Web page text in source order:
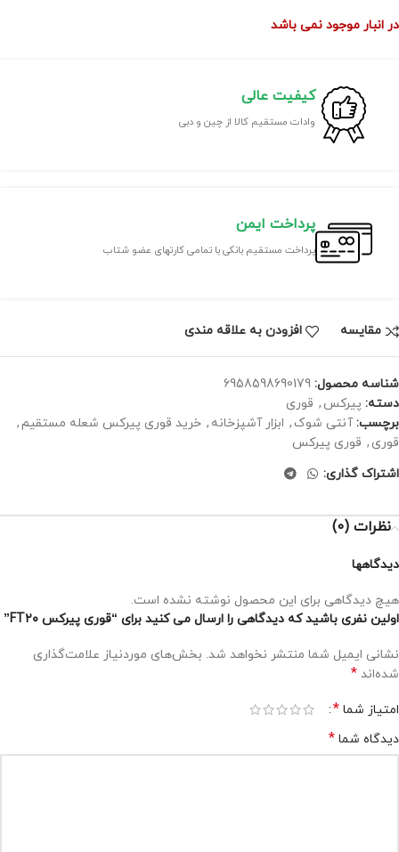
در انبار موجود نمی باشد
کیفیت عالی
وادات مستقیم کالا از چین و دبی
پرداخت ایمن
پرداخت مستقیم بانکی با تمامی کارتهای عضو شتاب
مقايسه افزودن به علاقه مندی
شناسه محصول: 6958598690179
دسته: پیرکس , قوری
برچسب: آنتی شوک , ابزار آشپزخانه , خرید قوری پیرکس شعله مستقیم,
قوری , قوری پیرکس
اشتراک گذاری:
نظرات (0)
دیدگاهها
هیچ دیدگاهی برای این محصول نوشته نشده است.
اولین نفری باشید که دیدگاهی را ارسال می کنید برای “قوری پیرکس FT۲۰”
نشانی ایمیل شما منتشر نخواهد شد. بخش‌های موردنیاز علامت‌گذاری
شده‌اند *
امتیاز شما *
دیدگاه شما *